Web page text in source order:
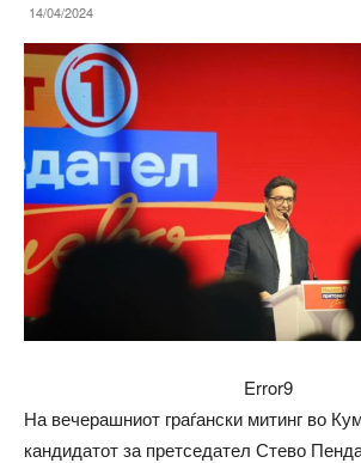
14/04/2024
Error9
На вечерашниот граѓански митинг во
кандидатот за претседател Стево